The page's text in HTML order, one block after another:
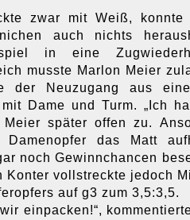
zwar mit Weiß, konnte
auch nichts
in eine
musste Marlon Meier
der Neuzugang aus
Dame und Turm. „Ich
Meier später offen zu.
das Matt
noch Gewinnchancen
Konter vollstreckte jedoch
auf g3 zum 3,5:3,5.
einpacken!“,